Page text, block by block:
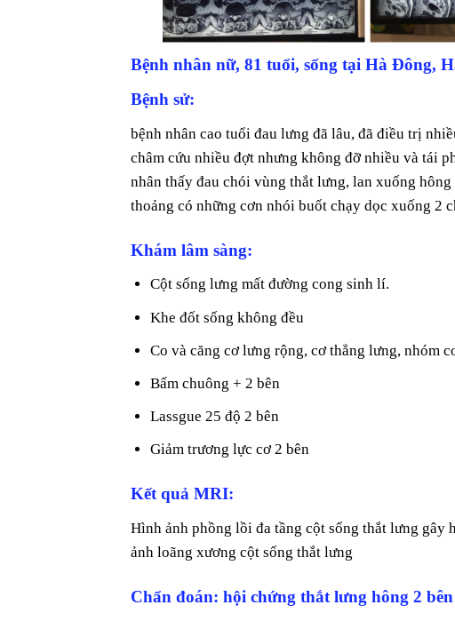
Bệnh nhân nữ, 81 tuổi, sống tại Hà Đông,
Bệnh sử:
bệnh nhân cao tuổi đau lưng đã lâu, đã điều trị
châm cứu nhiều đợt nhưng không đỡ nhiều và tái
nhân thấy đau chói vùng thắt lưng, lan xuống
thoảng có những cơn nhói buốt chạy dọc xuống 2
Khám lâm sàng:
Cột sống lưng mất đường cong sinh lí.
Khe đốt sống không đều
Co và căng cơ lưng rộng, cơ thẳng lưng, nhóm
Bấm chuông + 2 bên
Lassgue 25 độ 2 bên
Giảm trương lực cơ 2 bên
Kết quả MRI:
Hình ảnh phồng lồi đa tầng cột sống thắt lưng gây
ảnh loãng xương cột sống thắt lưng
Chẩn đoán: hội chứng thắt lưng hông 2 bên